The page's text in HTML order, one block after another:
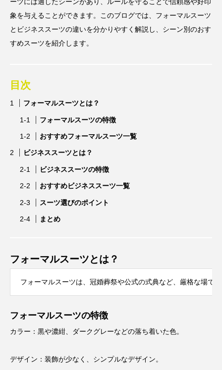
象を与えることができます。このブログでは、フォーマルスーツ
とビジネススーツの違いを分かりやすく解説し、シーン別のおす
すめスーツを紹介します。
目次
フォーマルスーツとは？
フォーマルスーツの特徴
おすすめフォーマルスーツ一覧
ビジネススーツとは？
ビジネススーツの特徴
おすすめビジネススーツ一覧
スーツ選びのポイント
まとめ
フォーマルスーツとは？
フォーマルスーツは、冠婚葬祭や公式の式典など、厳格な場で
フォーマルスーツの特徴
カラー：黒や濃紺、ダークグレーなどの落ち着いた色。
デザイン：装飾が少なく、シンプルなデザイン。